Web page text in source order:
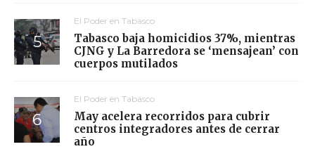
El Poder en Tabasco
Tabasco baja homicidios 37%, mientras
CJNG y La Barredora se ‘mensajean’ con
cuerpos mutilados
El Poder en Tabasco
May acelera recorridos para cubrir
centros integradores antes de cerrar
año